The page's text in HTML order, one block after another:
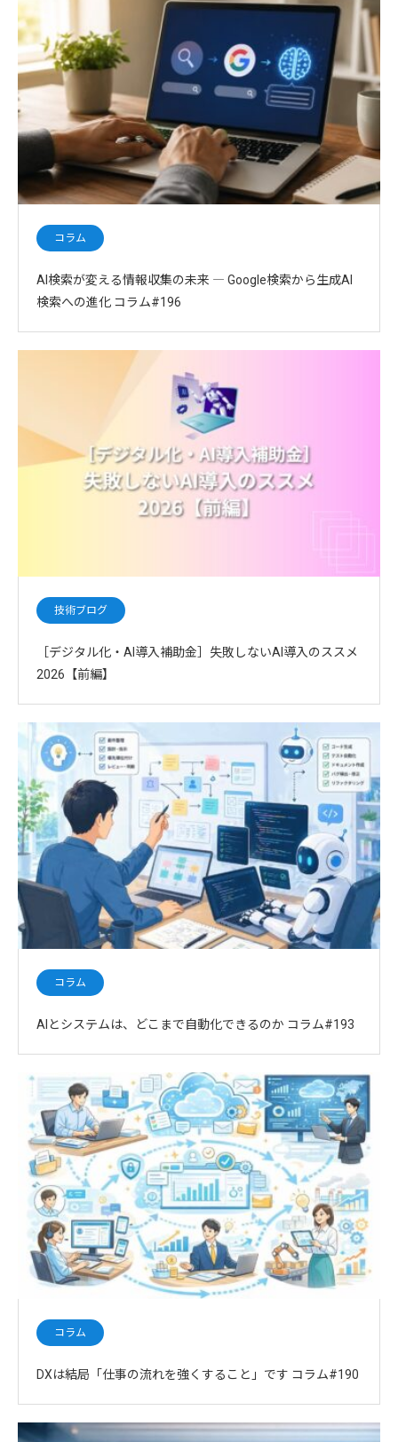
コラム
AI検索が変える情報収集の未来 ― Google検索から生成AI
検索への進化 コラム#196
技術ブログ
［デジタル化・AI導入補助金］失敗しないAI導入のススメ
2026【前編】
コラム
AIとシステムは、どこまで自動化できるのか コラム#193
コラム
DXは結局「仕事の流れを強くすること」です コラム#190